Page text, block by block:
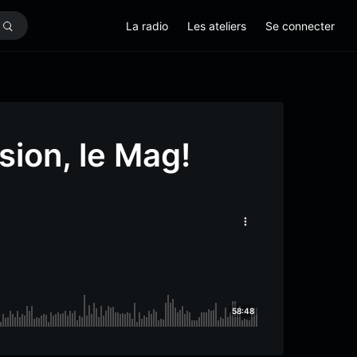
La radio Les ateliers Se connecter
le Mag!
58:48